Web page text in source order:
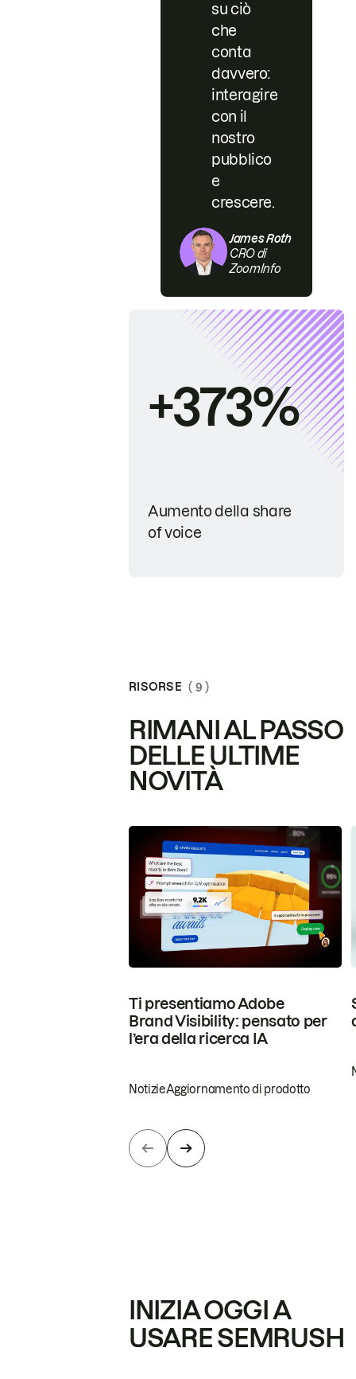
su ciò
che
conta
davvero:
interagire
con il
nostro
pubblico
e
crescere.
James Roth
CRO di
ZoomInfo
+373%
Aumento della share
of voice
RISORSE ( 9 )
RIMANI AL PASSO
DELLE ULTIME
NOVITÀ
Ti presentiamo Adobe
Brand Visibility: pensato per
l’era della ricerca IA
NotizieAggiornamento di prodotto
INIZIA OGGI A
USARE SEMRUSH